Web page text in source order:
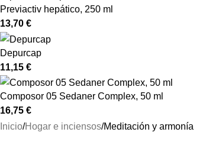
Previactiv hepático, 250 ml
13,70 €
Depurcap
11,15 €
Composor 05 Sedaner Complex, 50 ml
16,75 €
Inicio Hogar e inciensos Meditación y armonía